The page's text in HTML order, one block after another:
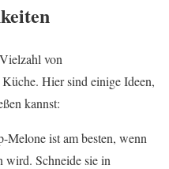
von
Hier sind einige Ideen,
kannst:
Melone ist am besten, wenn
wird. Schneide sie in